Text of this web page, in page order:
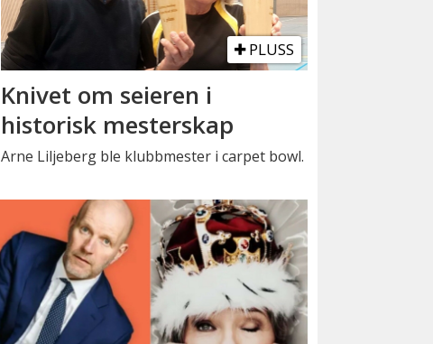
PLUSS
Knivet om seieren i
historisk mesterskap
Arne Liljeberg ble klubbmester i carpet bowl.